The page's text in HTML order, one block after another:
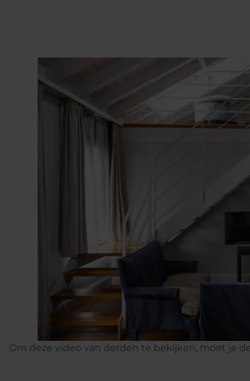
Om deze video van derden te bekijken, moet je